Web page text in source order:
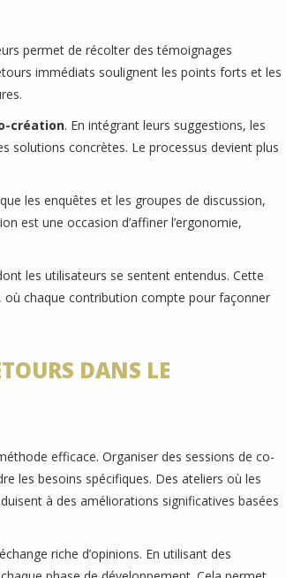
permet de récolter des témoignages
immédiats soulignent les points forts et les
création. En intégrant leurs suggestions, les
solutions concrètes. Le processus devient plus
les enquêtes et les groupes de discussion,
est une occasion d’affiner l’ergonomie,
les utilisateurs se sentent entendus. Cette
où chaque contribution compte pour façonner
DANS LE
efficace. Organiser des sessions de co-
les besoins spécifiques. Des ateliers où les
à des améliorations significatives basées
riche d’opinions. En utilisant des